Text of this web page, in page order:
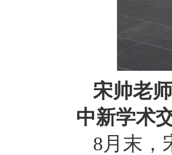
宋帅老
中新学术
8月末，